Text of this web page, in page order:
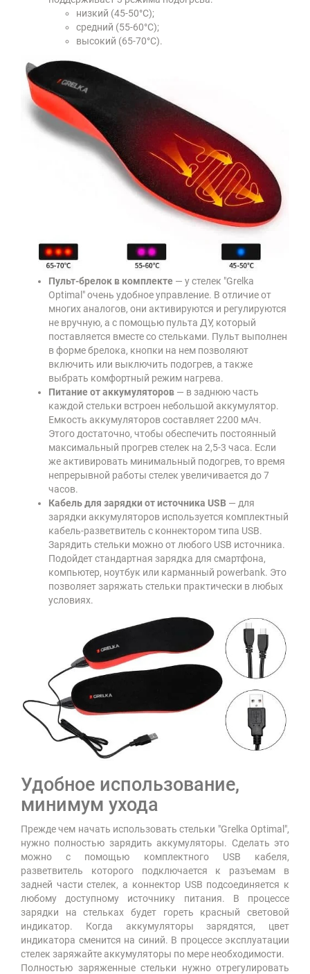
низкий (45-50°C);
средний (55-60°C);
высокий (65-70°C).
Пульт-брелок в комплекте — у стелек "Grelka
Оptimal" очень удобное управление. В отличие от
многих аналогов, они активируются и регулируются
не вручную, а с помощью пульта ДУ, который
поставляется вместе со стельками. Пульт выполнен
в форме брелока, кнопки на нем позволяют
включить или выключить подогрев, а также
выбрать комфортный режим нагрева.
Питание от аккумуляторов — в заднюю часть
каждой стельки встроен небольшой аккумулятор.
Емкость аккумуляторов составляет 2200 мАч.
Этого достаточно, чтобы обеспечить постоянный
максимальный прогрев стелек на 2,5-3 часа. Если
же активировать минимальный подогрев, то время
непрерывной работы стелек увеличивается до 7
часов.
Кабель для зарядки от источника USB — для
зарядки аккумуляторов используется комплектный
кабель-разветвитель с коннектором типа USB.
Зарядить стельки можно от любого USB источника.
Подойдет стандартная зарядка для смартфона,
компьютер, ноутбук или карманный powerbank. Это
позволяет заряжать стельки практически в любых
условиях.
Удобное использование,
минимум ухода
Прежде чем начать использовать стельки "Grelka Оptimal",
нужно полностью зарядить аккумуляторы. Сделать это
можно с помощью комплектного USB кабеля,
разветвитель которого подключается к разъемам в
задней части стелек, а коннектор USB подсоединяется к
любому доступному источнику питания. В процессе
зарядки на стельках будет гореть красный световой
индикатор. Когда аккумуляторы зарядятся, цвет
индикатора сменится на синий. В процессе эксплуатации
стелек заряжайте аккумуляторы по мере необходимости.
Полностью заряженные стельки нужно отрегулировать